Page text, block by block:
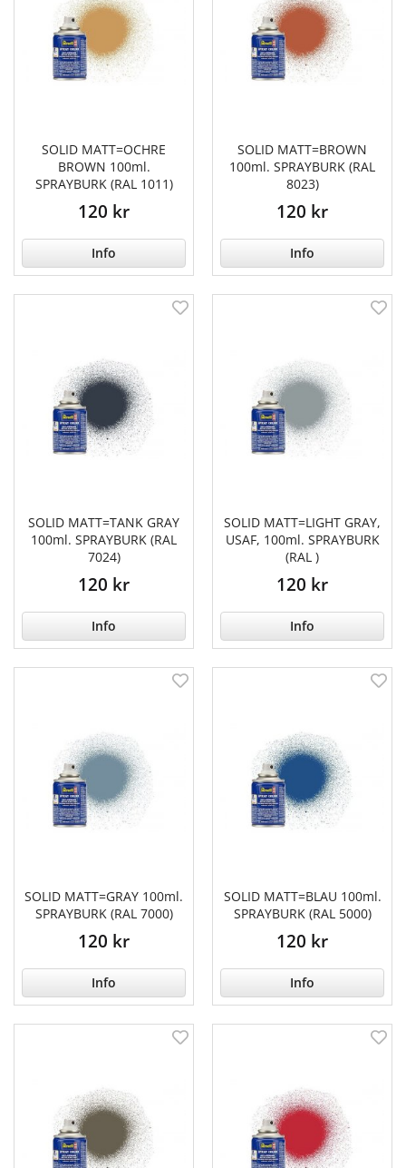
SOLID MATT=OCHRE
BROWN 100ml.
SPRAYBURK (RAL 1011)
120 kr
Info
SOLID MATT=BROWN
100ml. SPRAYBURK (RAL
8023)
120 kr
Info
SOLID MATT=TANK GRAY
100ml. SPRAYBURK (RAL
7024)
120 kr
Info
SOLID MATT=LIGHT GRAY,
USAF, 100ml. SPRAYBURK
(RAL )
120 kr
Info
SOLID MATT=GRAY 100ml.
SPRAYBURK (RAL 7000)
120 kr
Info
SOLID MATT=BLAU 100ml.
SPRAYBURK (RAL 5000)
120 kr
Info